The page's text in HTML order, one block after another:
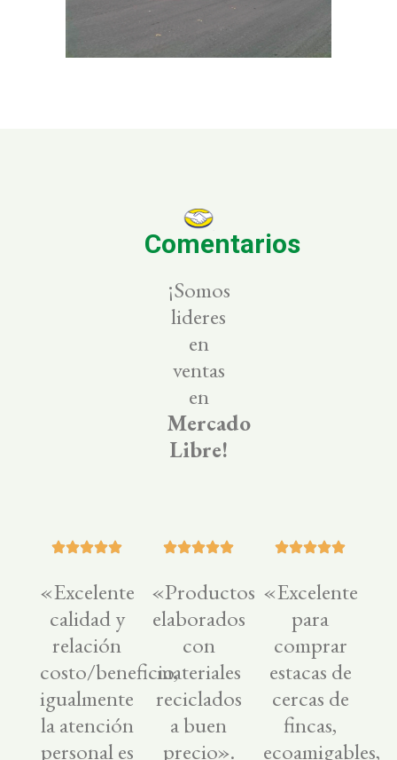
Comentarios
¡Somos
lideres
en
ventas
en
Mercado
Libre!
«Excelente
calidad y
relación
costo/beneficio,
igualmente
la atención
personal es
«Productos
elaborados
con
materiales
reciclados
a buen
precio».
«Excelente
para
comprar
estacas de
cercas de
fincas,
ecoamigables,